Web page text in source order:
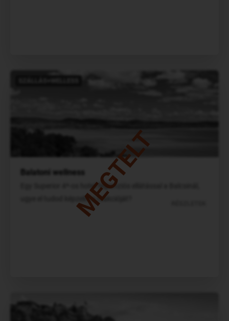
MEGTELT
Balatoni wellness
Egy Superior 4*-os hotel félpanziós ellátással a Balcsinál,
ugye el tudod képzelni a reakcióját?